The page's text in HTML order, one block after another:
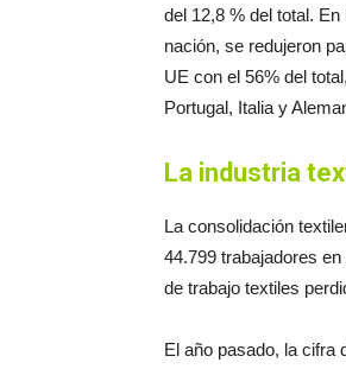
del 12,8 % del total.
nación, se redujeron
UE con el 56% del
Portugal, Italia y
La industria
La consolidación
44.799 trabajadores
de trabajo textiles
El año pasado, la cifra